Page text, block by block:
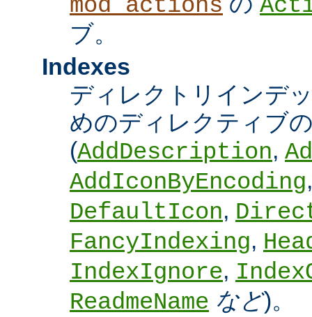
mod_actions
ブ。
Indexes
ディレクトリインデ
めのディレクティブ
(AddDescription,
AddIconByEncoding
DefaultIcon,
FancyIndexing,
IndexIgnore,
ReadmeName など)。